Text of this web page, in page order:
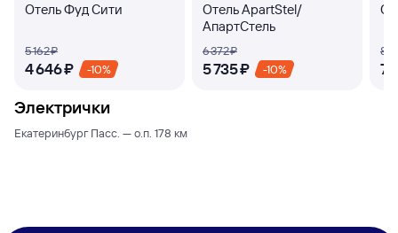
Отель Фуд Сити
5 ⁠162 ⁠₽
4 ⁠646 ⁠₽ -10%
Отель ApartStel/
АпартСтель
6 ⁠372 ⁠₽
5 ⁠735 ⁠₽ -10%
8
7
Электрички
Екатеринбург Пасс. — о.п. 178 км